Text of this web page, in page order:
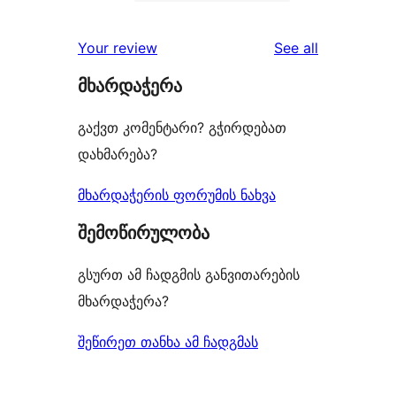
reviews
star
reviews
Your review See all
მხარდაჭერა
გაქვთ კომენტარი? გჭირდებათ
დახმარება?
მხარდაჭერის ფორუმის ნახვა
შემოწირულობა
გსურთ ამ ჩადგმის განვითარების
მხარდაჭერა?
შეწირეთ თანხა ამ ჩადგმას